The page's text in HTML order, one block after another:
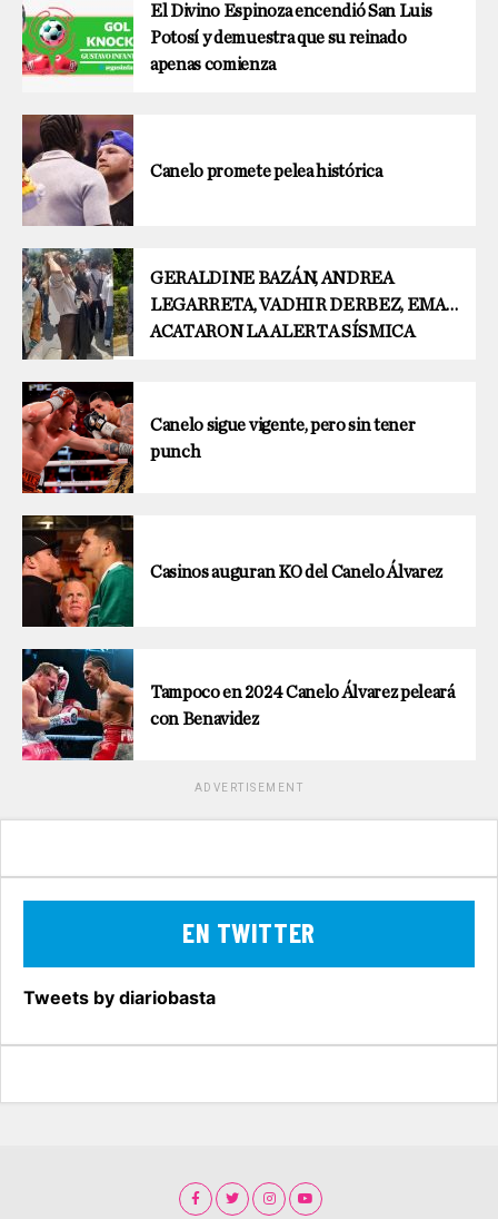
El Divino Espinoza encendió San Luis
Potosí y demuestra que su reinado
apenas comienza
Canelo promete pelea histórica
GERALDINE BAZÁN, ANDREA
LEGARRETA, VADHIR DERBEZ, EMA…
ACATARON LA ALERTA SÍSMICA
Canelo sigue vigente, pero sin tener
punch
Casinos auguran KO del Canelo Álvarez
Tampoco en 2024 Canelo Álvarez peleará
con Benavidez
ADVERTISEMENT
EN TWITTER
Tweets by diariobasta